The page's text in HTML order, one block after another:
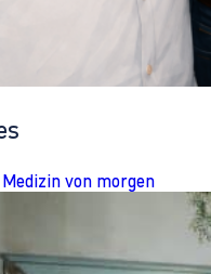
von morgen